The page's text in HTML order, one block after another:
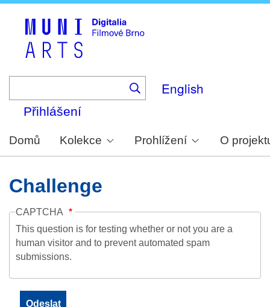
English
Přihlášení
Domů Kolekce Prohlížení O
Challenge
CAPTCHA
This question is for testing whether or not you are a
human visitor and to prevent automated spam
submissions.